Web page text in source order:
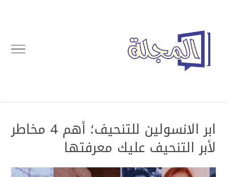
ابر الانسولين للتنحيف؛ أهم 4 مخاطر
لأبر التنحيف عليك معرفتها